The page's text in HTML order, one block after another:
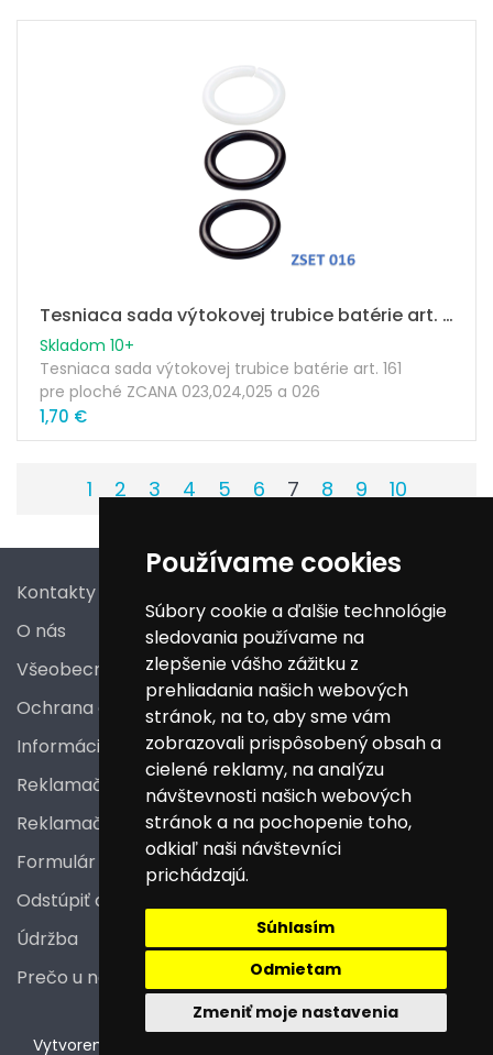
Používame cookies
Súbory cookie a ďalšie technológie
sledovania používame na
zlepšenie vášho zážitku z
prehliadania našich webových
stránok, na to, aby sme vám
zobrazovali prispôsobený obsah a
cielené reklamy, na analýzu
návštevnosti našich webových
stránok a na pochopenie toho,
odkiaľ naši návštevníci
prichádzajú.
Súhlasím
Odmietam
Zmeniť moje nastavenia
Tesniaca sada výtokovej trubice batérie art. 161
Skladom 10+
Tesniaca sada výtokovej trubice batérie art. 161
pre ploché ZCANA 023,024,025 a 026
1,70 €
1 2 3 4 5 6 7 8 9 10
Kontakty
O nás
Všeobecné obchodné podmienky
Ochrana osobných údajov
Informácie a poučenia pre spotrebiteľa
Reklamačný poriadok
Reklamačný protokol
Formulár na odstúpenie od zmluvy
Odstúpiť od zmluvy tu
Údržba
Prečo u nás nakupovať
Vytvorené na technológii BarIS .NET